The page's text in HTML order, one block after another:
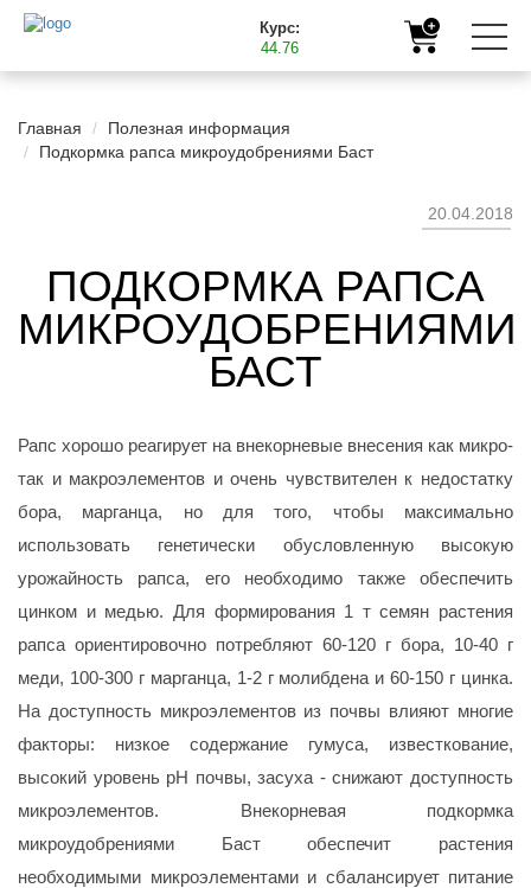
Курс:
44.76
Главная
Полезная информация
Подкормка рапса микроудобрениями Баст
20.04.2018
ПОДКОРМКА РАПСА
МИКРОУДОБРЕНИЯМИ
БАСТ
Рапс хорошо реагирует на внекорневые внесения как микро-
так и макроэлементов и очень чувствителен к недостатку
бора, марганца, но для того, чтобы максимально
использовать генетически обусловленную высокую
урожайность рапса, его необходимо также обеспечить
цинком и медью. Для формирования 1 т семян растения
рапса ориентировочно потребляют 60-120 г бора, 10-40 г
меди, 100-300 г марганца, 1-2 г молибдена и 60-150 г цинка.
На доступность микроэлементов из почвы влияют многие
факторы: низкое содержание гумуса, известкование,
высокий уровень рН почвы, засуха - снижают доступность
микроэлементов. Внекорневая подкормка
микроудобрениями Баст обеспечит растения
необходимыми микроэлементами и сбалансирует питание